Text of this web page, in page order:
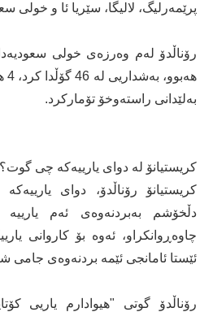
پرێمەرلیگ، لالیگا، سێریا ئا و خولی
بەلێدانی راستەوخۆ تۆمارکرد.
کریستیانۆ لە دوای یارییەکە چی گوت؟
کریستیانۆ رۆناڵدۆ، دوای
دڵخۆشم بەبردنەوەی ئەم
چاوەڕوانکراو، ئەوە بۆ کاروانی
ئێستا ئامانجی ئێمە بردنەوەی جامی
رۆناڵدۆ گوتی "هیوادارم یاریی